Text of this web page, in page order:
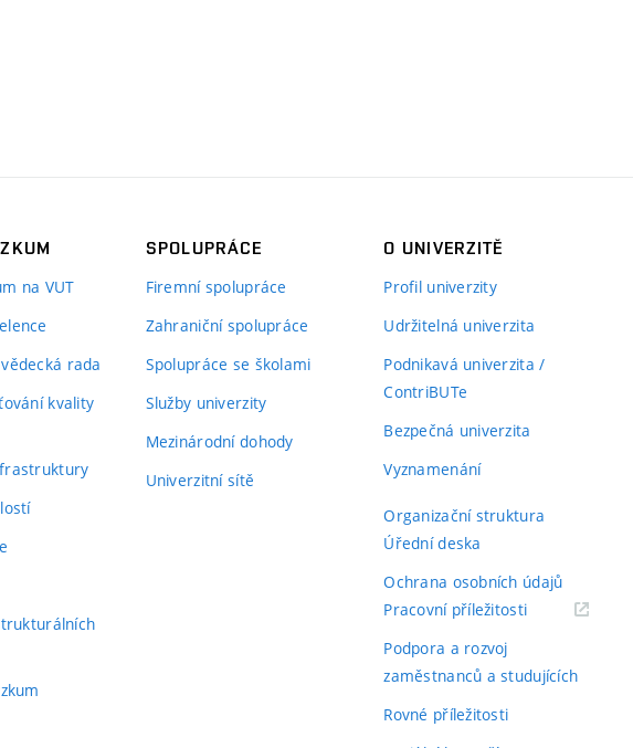
na VUT
rada
kvality
SPOLUPRÁCE
Firemní spolupráce
Zahraniční spolupráce
Spolupráce se školami
Služby univerzity
Mezinárodní dohody
Univerzitní sítě
O UNIVERZITĚ
Profil univerzity
Udržitelná univerzita
Podnikavá univerzita /
ContriBUTe
Bezpečná univerzita
Vyznamenání
Organizační struktura
Úřední deska
Ochrana osobních údajů
Pracovní příležitosti(externí
Podpora a rozvoj
zaměstnanců a studujících
Rovné příležitosti